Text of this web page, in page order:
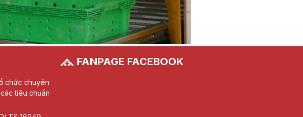
chức chuyên
tiêu chuẩn
FANPAGE FACEBOOK